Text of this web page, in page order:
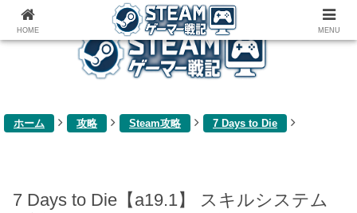
ゲーム関連雑記ブログ
ホーム 攻略 Steam攻略 7 Days to Die
7 Days to Die【a19.1】 スキルシステム
HOME MENU